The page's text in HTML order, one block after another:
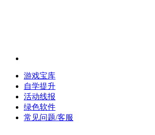
游戏宝库
自学提升
活动线报
绿色软件
常见问题/客服